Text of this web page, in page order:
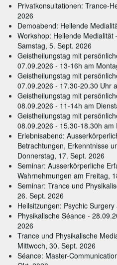
Privatkonsultationen: Trance-
2026
Demoabend: Heilende
Workshop: Heilende Medialität
Samstag, 5. Sept. 2026
Geistheilungstag mit
07.09.2026 - 13-16h am
Geistheilungstag mit
07.09.2026 - 17.30-20.30 Uhr
Geistheilungstag mit
08.09.2026 - 11-14h am
Geistheilungstag mit
08.09.2026 - 15.30-18.30h am
Erlebnisabend:
Betrachtungen, Erkenntnisse
Donnerstag, 17. Sept. 2026
Seminar: Ausserkörperliche
Wahrnehmungen am Freitag,
Seminar: Trance und
26. Sept. 2026
Heilsitzungen: Psychic
Physikalische Séance -
2026
Trance und Physikalische
Mittwoch, 30. Sept. 2026
Séance: Master-